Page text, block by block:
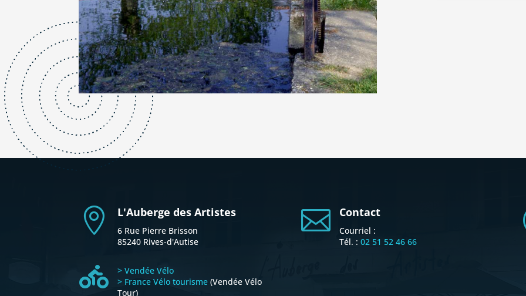
 L'Auberge des Artistes
6 Rue Pierre Brisson
85240 Rives-d'Autise

> Vendée Vélo
> France Vélo tourisme(Vendée Vélo
Tour)
 Contact
Courriel :
Tél. : 02 51 52 46 66